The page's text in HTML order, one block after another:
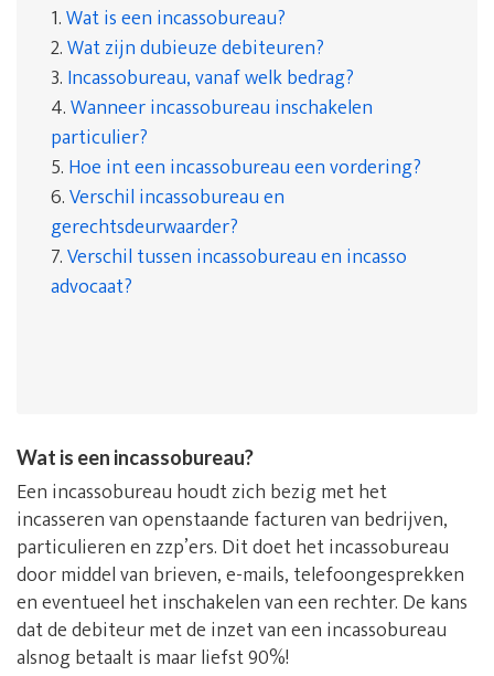
1.Wat is een incassobureau?
2.Wat zijn dubieuze debiteuren?
3. Incassobureau, vanaf welk bedrag?
4.Wanneer incassobureau inschakelen
particulier?
5. Hoe int een incassobureau een vordering?
6.Verschil incassobureau en
gerechtsdeurwaarder?
7.Verschil tussen incassobureau en incasso
advocaat?
Wat is een incassobureau?
Een incassobureau houdt zich bezig met het
incasseren van openstaande facturen van bedrijven,
particulieren en zzp’ers. Dit doet het incassobureau
door middel van brieven, e-mails, telefoongesprekken
en eventueel het inschakelen van een rechter. De kans
dat de debiteur met de inzet van een incassobureau
alsnog betaalt is maar liefst 90%!